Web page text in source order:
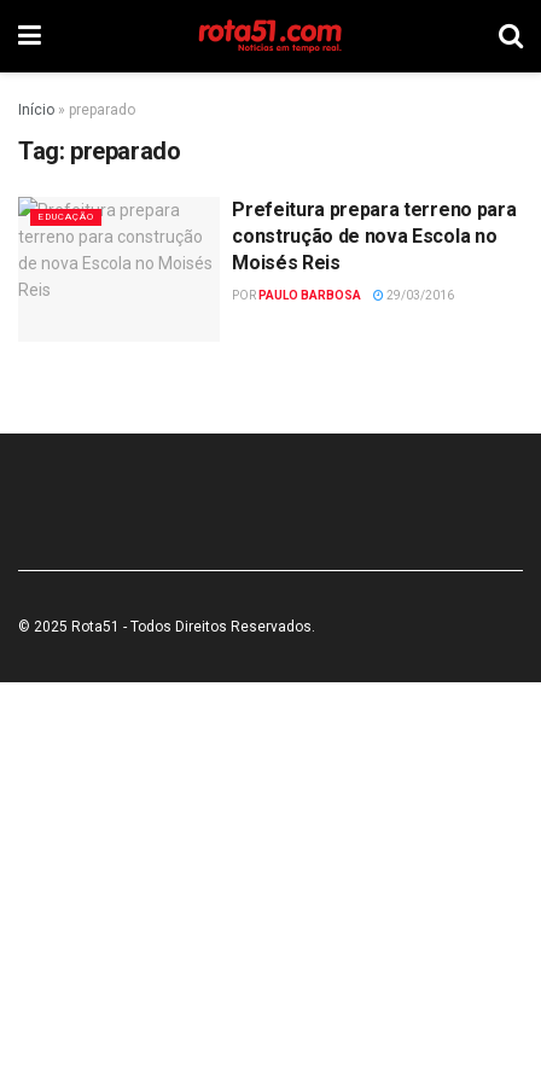
Início » preparado
Tag: preparado
EDUCAÇÃO
Prefeitura prepara terreno para
construção de nova Escola no
Moisés Reis
POR PAULO BARBOSA 29/03/2016
© 2025 Rota51 - Todos Direitos Reservados.